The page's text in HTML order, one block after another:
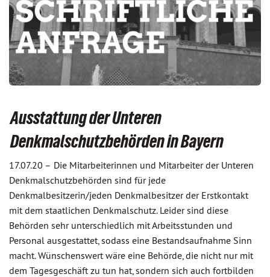
Ausstattung der Unteren
Denkmalschutzbehörden in Bayern
17.07.20 – Die Mitarbeiterinnen und Mitarbeiter der Unteren
Denkmalschutzbehörden sind für jede
Denkmalbesitzerin/jeden Denkmalbesitzer der Erstkontakt
mit dem staatlichen Denkmalschutz. Leider sind diese
Behörden sehr unterschiedlich mit Arbeitsstunden und
Personal ausgestattet, sodass eine Bestandsaufnahme Sinn
macht. Wünschenswert wäre eine Behörde, die nicht nur mit
dem Tagesgeschäft zu tun hat, sondern sich auch fortbilden